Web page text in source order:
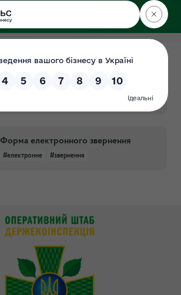
ДЕРЖЕКОІНСПЕКЦІЯ
у Хмельницькій області
#громадян #електронне
#звернення
Форма електронного звернення
#електронне #звернення